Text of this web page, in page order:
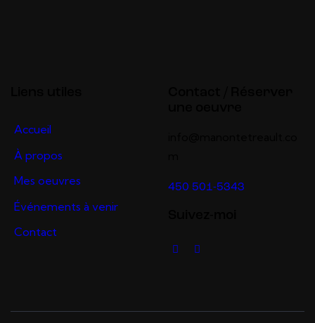
Accueil
À propos
Mes oeuvres
Événements à venir
Contact
450 501-5343